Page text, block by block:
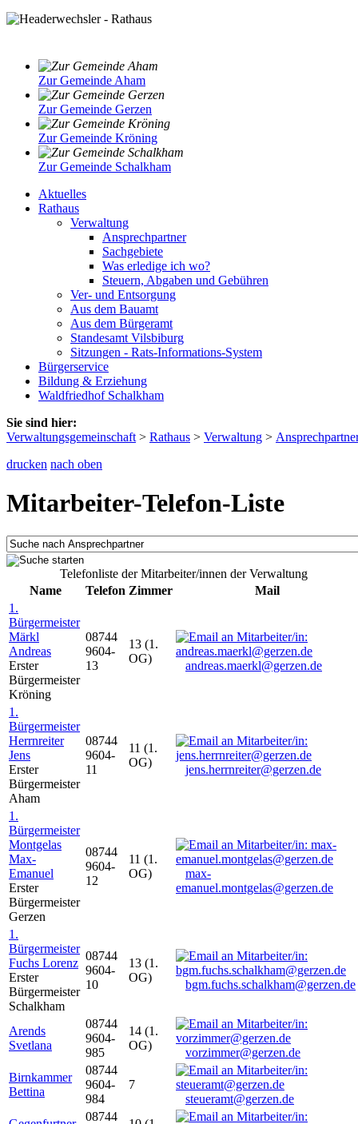
Zur Gemeinde Aham
Zur Gemeinde Gerzen
Zur Gemeinde Kröning
Zur Gemeinde Schalkham
Aktuelles
Rathaus
Verwaltung
Ansprechpartner
Sachgebiete
Was erledige ich wo?
Steuern, Abgaben und Gebühren
Ver- und Entsorgung
Aus dem Bauamt
Aus dem Bürgeramt
Standesamt Vilsbiburg
Sitzungen - Rats-Informations-System
Bürgerservice
Bildung & Erziehung
Waldfriedhof Schalkham
Sie sind hier:
Verwaltungsgemeinschaft > Rathaus > Verwaltung >
drucken nach oben
Mitarbeiter-Telefon-Liste
Telefonliste der Mitarbeiter/innen der Verwaltung
Name
Telefon Zimmer
Mail
1.
Bürgermeister
Märkl
Andreas
Erster
Bürgermeister
Kröning
08744
9604-
13
13 (1.
OG)
andreas.maerkl@gerzen.de
1.
Bürgermeister
Herrnreiter
Jens
Erster
Bürgermeister
Aham
08744
9604-
11
11 (1.
OG)
jens.herrnreiter@gerzen.de
1.
Bürgermeister
Montgelas
Max-
Emanuel
Erster
Bürgermeister
Gerzen
08744
9604-
12
11 (1.
OG)
max-
emanuel.montgelas@gerzen.de
1.
Bürgermeister
Fuchs Lorenz
Erster
Bürgermeister
Schalkham
08744
9604-
10
13 (1.
OG)
bgm.fuchs.schalkham@gerzen.de
Arends
Svetlana
08744
9604-
985
14 (1.
OG)
vorzimmer@gerzen.de
Birnkammer
Bettina
08744
9604-
984
7
steueramt@gerzen.de
08744